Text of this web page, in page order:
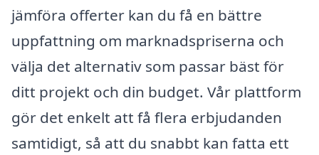
jämföra offerter kan du få en bättre
uppfattning om marknadspriserna och
välja det alternativ som passar bäst för
ditt projekt och din budget. Vår plattform
gör det enkelt att få flera erbjudanden
samtidigt, så att du snabbt kan fatta ett